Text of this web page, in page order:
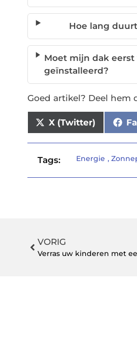
Hoe lang
Moet mijn dak
geïnstalleerd?
Goed artikel? Deel hem
X (Twitter)
Tags: Energie ,
VORIG
Verras uw kinderen met